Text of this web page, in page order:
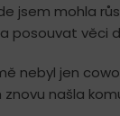
jsem mohla
posouvat věci
nebyl jen
našla